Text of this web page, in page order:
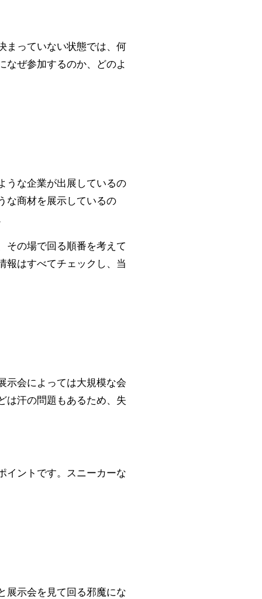
まっていない状態では、何
なぜ参加するのか、どのよ
うな企業が出展しているの
な商材を展示しているの
その場で回る順番を考えて
報はすべてチェックし、当
示会によっては大規模な会
は汗の問題もあるため、失
イントです。スニーカーな
展示会を見て回る邪魔にな